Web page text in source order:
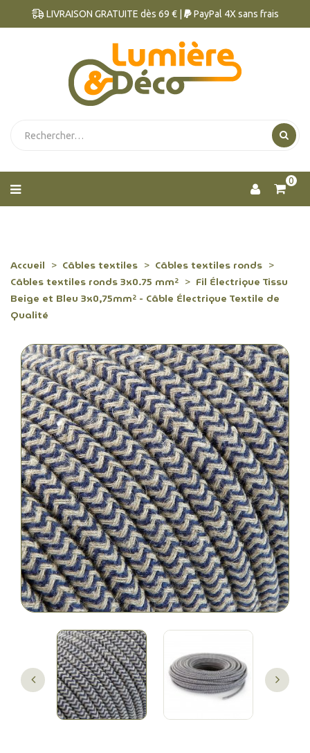
LIVRAISON GRATUITE dès 69 € | PayPal 4X sans frais
0
Accueil Câbles textiles
Câbles textiles ronds
Câbles textiles ronds 3x0.75 mm²
Fil Électrique Tissu
Beige et Bleu 3x0,75mm² - Câble Électrique Textile de
Qualité